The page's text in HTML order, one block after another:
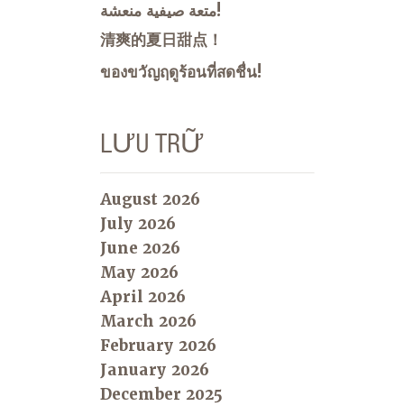
متعة صيفية منعشة!
清爽的夏日甜点！
ของขวัญฤดูร้อนที่สดชื่น!
LƯU TRỮ
August 2026
July 2026
June 2026
May 2026
April 2026
March 2026
February 2026
January 2026
December 2025